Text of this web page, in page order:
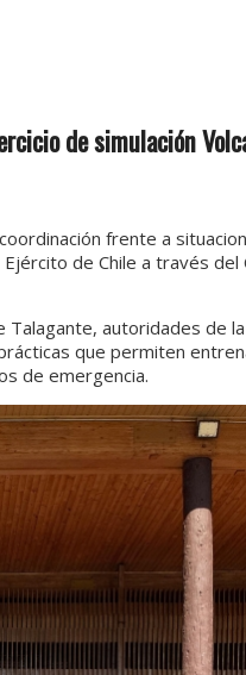
de simulación
frente a
Ejército de Chile a través
Talagante, autoridades
que permiten
de emergencia.